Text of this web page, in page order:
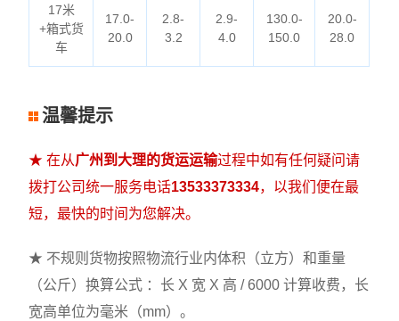
17米
+箱式货
车
17.0-
20.0
2.8-
3.2
2.9-
4.0
130.0-
150.0
20.0-
28.0
温馨提示
★ 在从广州到大理的货运运输过程中如有任何疑问请
拨打公司统一服务电话13533373334，以我们便在最
短，最快的时间为您解决。
★ 不规则货物按照物流行业内体积（立方）和重量
（公斤）换算公式 ：长 X 宽 X 高 / 6000 计算收费，长
宽高单位为毫米（mm）。